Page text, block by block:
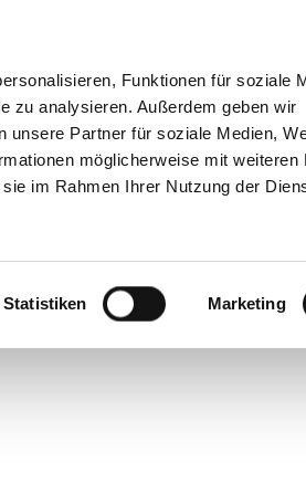
Funktionen für soziale
zu analysieren. Außerdem geben wir
unsere Partner für soziale Medien,
möglicherweise mit weiteren
im Rahmen Ihrer Nutzung der
Statistiken Marketing